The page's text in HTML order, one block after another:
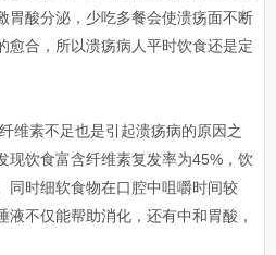
胃酸分泌，少吃多餐会使溃疡面不断
愈合，所以溃疡病人平时饮食还是定
素不足也是引起溃疡病的原因之
现饮食富含纤维素复发率为45%，饮
同时细软食物在口腔中咀嚼时间较
液不仅能帮助消化，还有中和胃酸，